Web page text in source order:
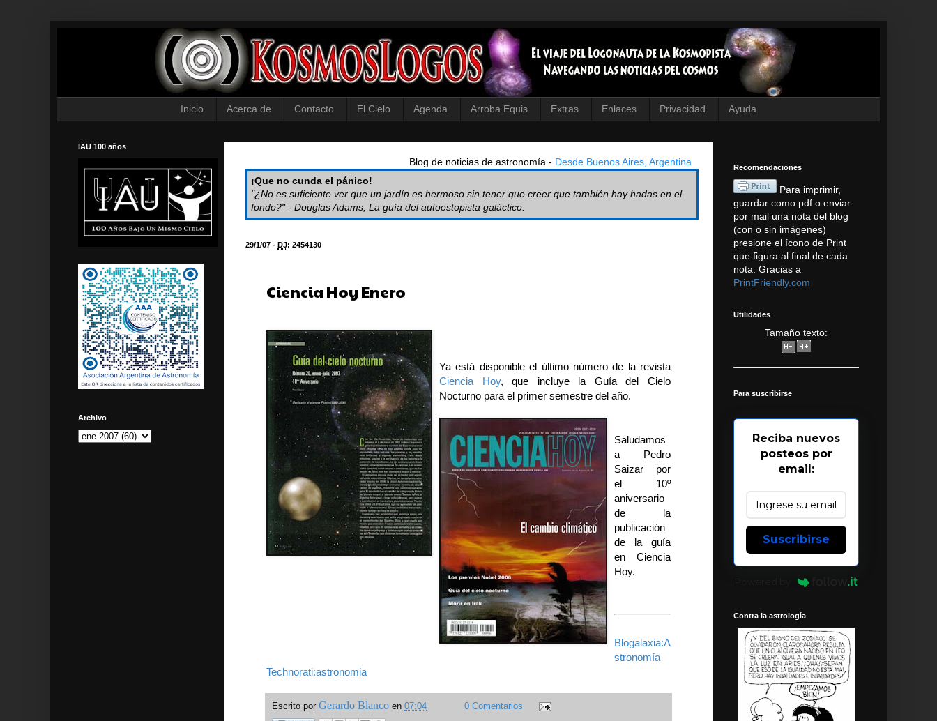
Inicio Acerca de Contacto El Cielo Agenda Arroba Equis Extras Enlaces Privacidad Ayuda
Blog de noticias de astronomía - Desde Buenos Aires, Argentina
¡Que no cunda el pánico!
"¿No es suficiente ver que un jardín es hermoso sin tener que creer que también hay hadas en el
fondo?" - Douglas Adams, La guía del autoestopista galáctico.
29/1/07 - DJ: 2454130
Ciencia Hoy Enero
Ya está disponible el último número de la revista
Ciencia Hoy, que incluye la Guía del Cielo
Nocturno para el primer semestre del año.
Saludamos
a Pedro
Saizar por
el 10º
aniversario
de la
publicación
de la guía
en Ciencia
Hoy.
Blogalaxia:A
stronomía
Technorati:astronomia
Escrito por Gerardo Blanco en 07:04 0 Comentarios
IAU 100 años
Archivo
Recomendaciones
Para imprimir,
guardar como pdf o enviar
por mail una nota del blog
(con o sin imágenes)
presione el ícono de Print
que figura al final de cada
nota. Gracias a
PrintFriendly.com
Utilidades
Tamaño texto:
Para suscribirse
Reciba nuevos
posteos por
email:
Suscribirse
Contra la astrología